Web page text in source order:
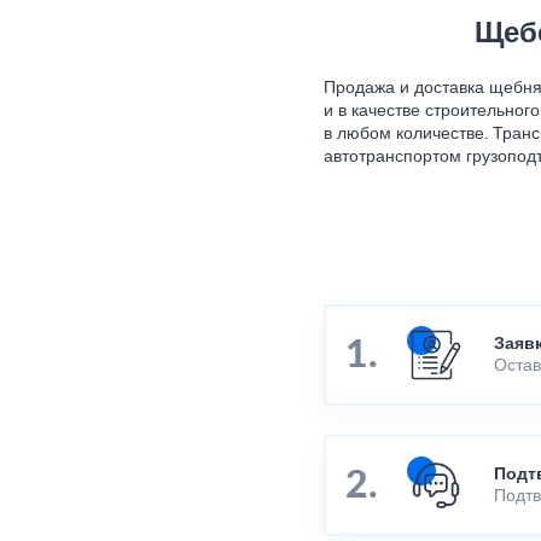
Продажа и доставка
и в качестве
в любом количестве.
автотранспортом